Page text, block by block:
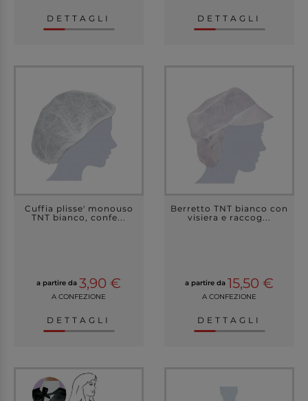
DETTAGLI DETTAGLI
Cuffia plisse' monouso
TNT bianco, confe...
a partire da 3,90 €
A CONFEZIONE
DETTAGLI
Berretto TNT bianco con
visiera e raccog...
a partire da 15,50 €
A CONFEZIONE
DETTAGLI